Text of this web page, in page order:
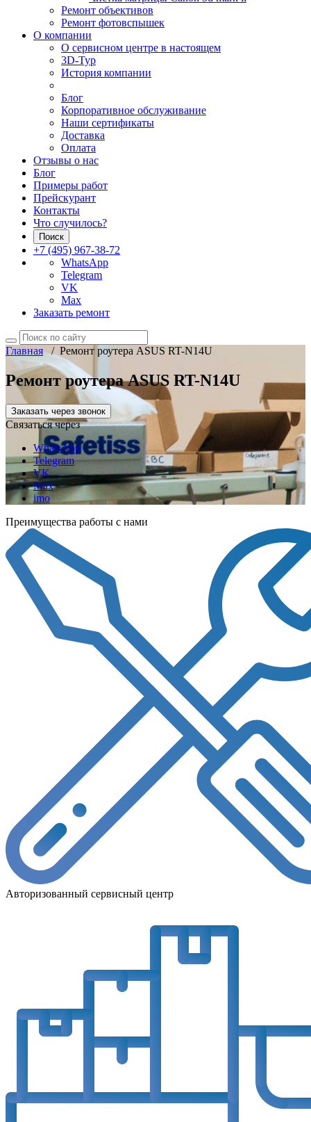
Ремонт объективов
Ремонт фотовспышек
О компании
О сервисном центре в настоящем
3D-Тур
История компании
Блог
Корпоративное обслуживание
Наши сертификаты
Доставка
Оплата
Отзывы о нас
Блог
Примеры работ
Прейскурант
Контакты
Что случилось?
Поиск
+7 (495) 967-38-72
WhatsApp
Telegram
VK
Max
Заказать ремонт
Главная/ Ремонт роутера ASUS RT-N14U
Ремонт роутера ASUS RT-N14U
Заказать через звонок
Связаться через
WhatsApp
Telegram
VK
Max
imo
Преимущества работы с нами
Авторизованный сервисный центр